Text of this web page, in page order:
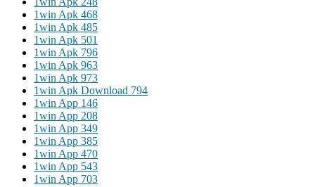
1win Apk 468
1win Apk 485
1win Apk 501
1win Apk 796
1win Apk 963
1win Apk 973
1win Apk Download 794
1win App 146
1win App 208
1win App 349
1win App 385
1win App 470
1win App 543
1win App 703